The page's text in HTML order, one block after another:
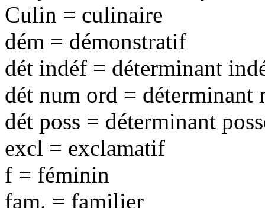
Culin = culinaire
dém = démonstratif
dét indéf = déterminant
dét num ord = déterminant
dét poss = déterminant
excl = exclamatif
f = féminin
fam. = familier